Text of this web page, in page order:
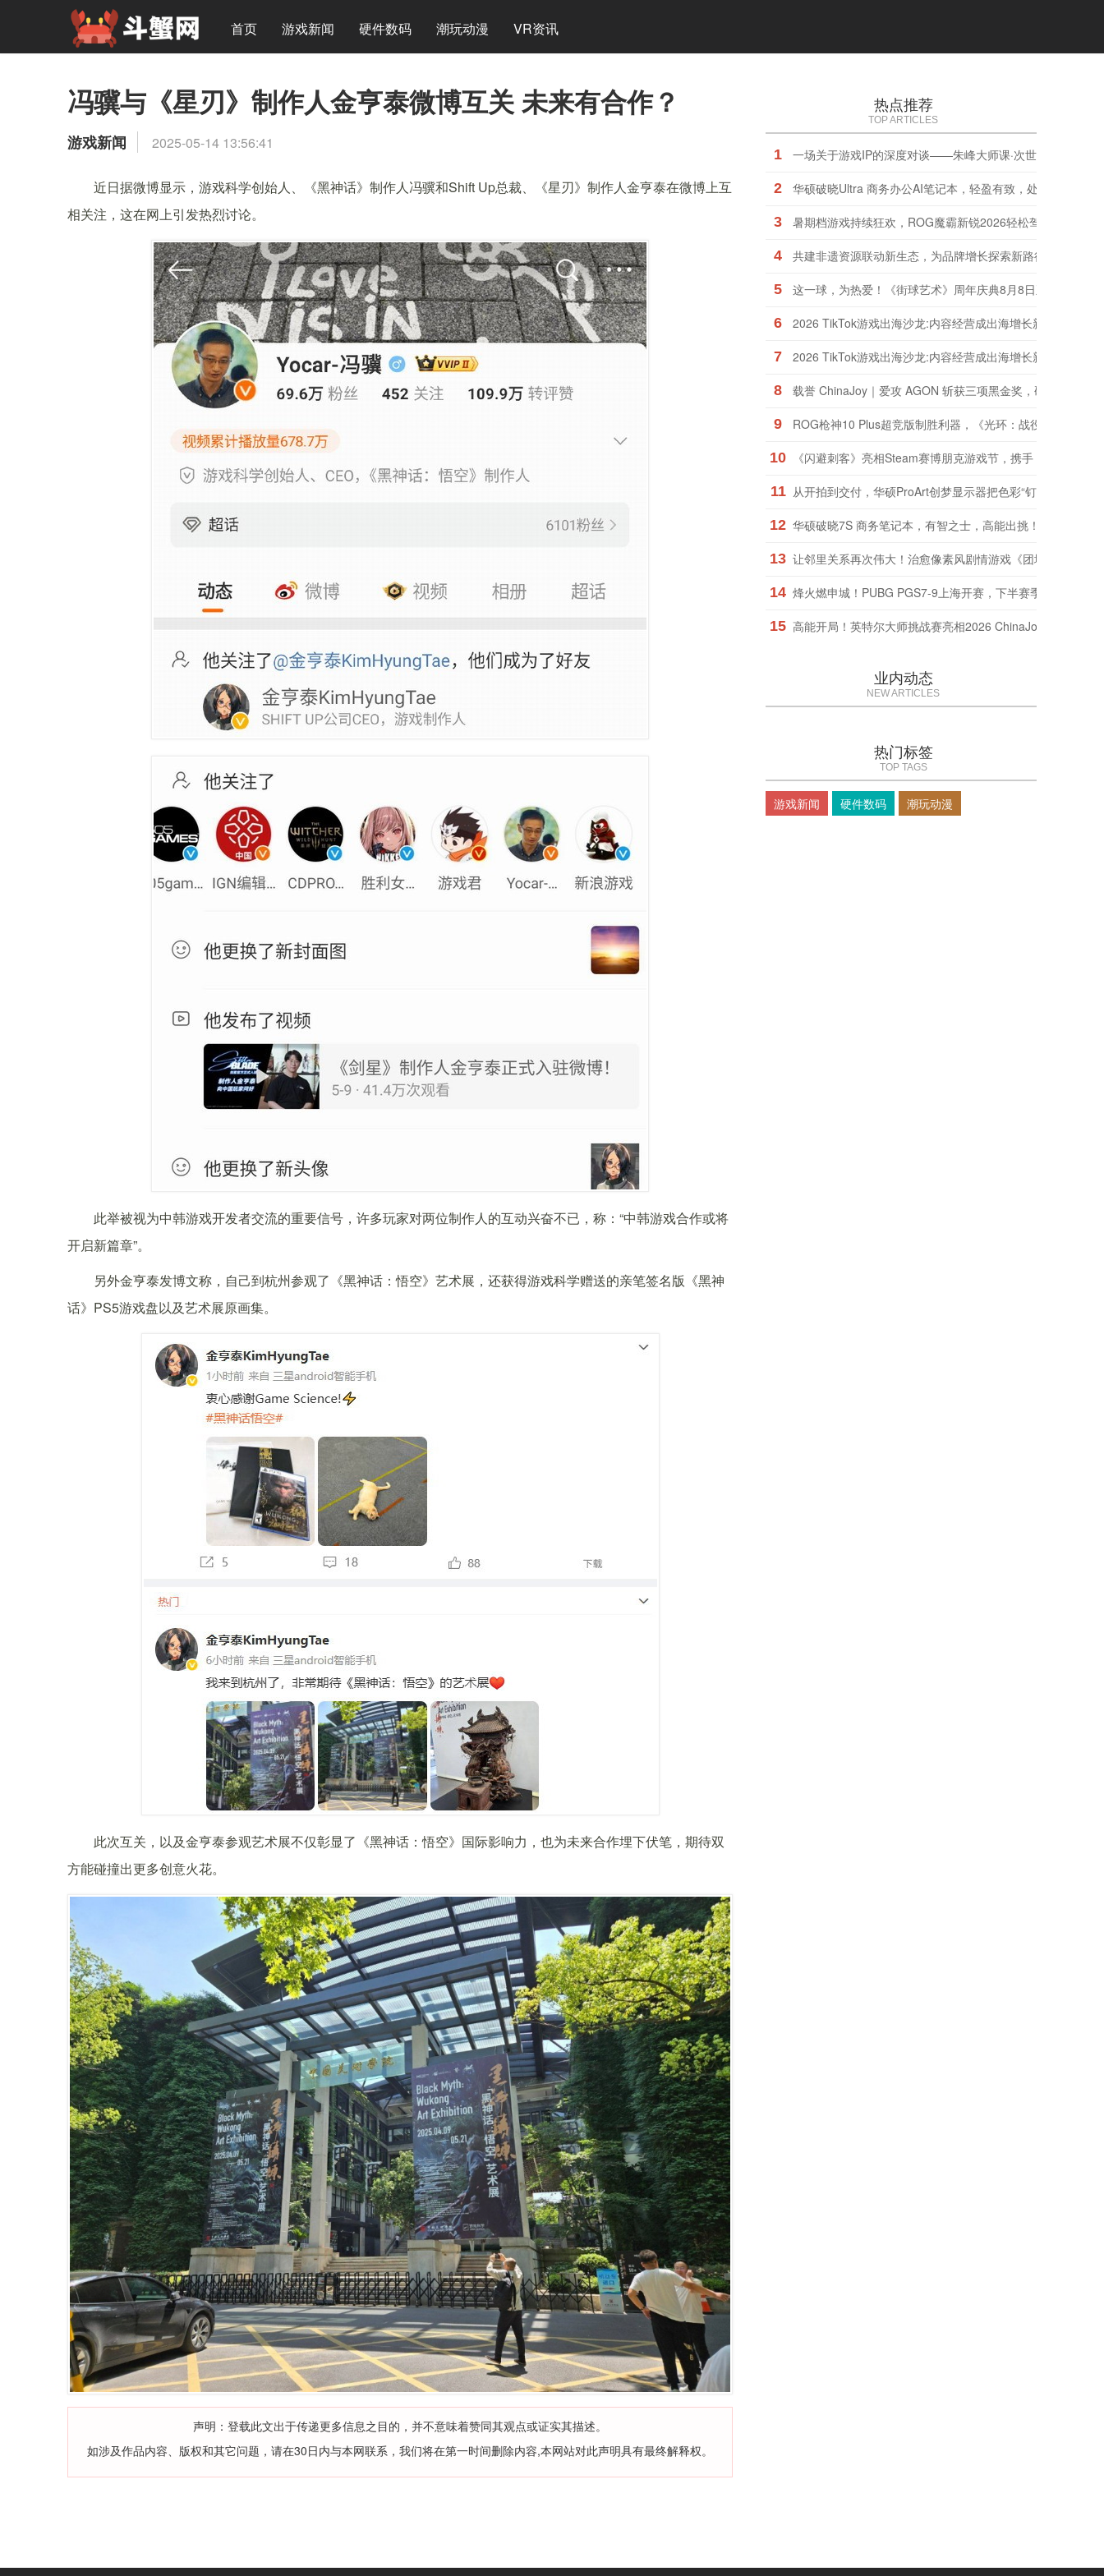
首页 游戏新闻 硬件数码 潮玩动漫 VR资讯
冯骥与《星刃》制作人金亨泰微博互关 未来有合作？
游戏新闻 2025-05-14 13:56:41
近日据微博显示，游戏科学创始人、《黑神话》制作人冯骥和Shift Up总裁、《星刃》制作人金亨泰在微博上互
相关注，这在网上引发热烈讨论。
此举被视为中韩游戏开发者交流的重要信号，许多玩家对两位制作人的互动兴奋不已，称：“中韩游戏合作或将
开启新篇章”。
另外金亨泰发博文称，自己到杭州参观了《黑神话：悟空》艺术展，还获得游戏科学赠送的亲笔签名版《黑神
话》PS5游戏盘以及艺术展原画集。
此次互关，以及金亨泰参观艺术展不仅彰显了《黑神话：悟空》国际影响力，也为未来合作埋下伏笔，期待双
方能碰撞出更多创意火花。
声明：登载此文出于传递更多信息之目的，并不意味着赞同其观点或证实其描述。
如涉及作品内容、版权和其它问题，请在30日内与本网联系，我们将在第一时间删除内容,本网站对此声明具有最终解释权。
热点推荐
TOP ARTICLES
1 一场关于游戏IP的深度对谈——朱峰大师课·次世代预研会在
2 华硕破晓Ultra 商务办公AI笔记本，轻盈有致，处处考究！
3 暑期档游戏持续狂欢，ROG魔霸新锐2026轻松驾驭
4 共建非遗资源联动新生态，为品牌增长探索新路径
5 这一球，为热爱！《街球艺术》周年庆典8月8日正式上线，
6 2026 TikTok游戏出海沙龙:内容经营成出海增长新引擎
7 2026 TikTok游戏出海沙龙:内容经营成出海增长新引擎
8 载誉 ChinaJoy｜爱攻 AGON 斩获三项黑金奖，硬核实力权
9 ROG枪神10 Plus超竞版制胜利器，《光环：战役进化》战火
10 《闪避刺客》亮相Steam赛博朋克游戏节，携手《九日》推
11 从开拍到交付，华硕ProArt创梦显示器把色彩“钉”在了同一把
12 华硕破晓7S 商务笔记本，有智之士，高能出挑！
13 让邻里关系再次伟大！治愈像素风剧情游戏《团地日和》定
14 烽火燃申城！PUBG PGS7-9上海开赛，下半赛季正式打响！
15 高能开局！英特尔大师挑战赛亮相2026 ChinaJoy
业内动态
NEW ARTICLES
热门标签
TOP TAGS
游戏新闻 硬件数码 潮玩动漫